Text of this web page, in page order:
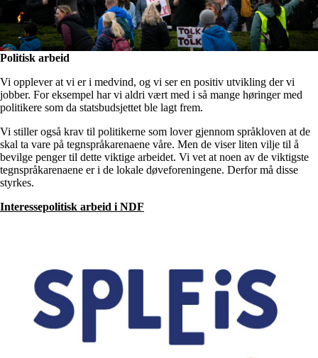
Politisk arbeid
Vi opplever at vi er i medvind, og vi ser en positiv utvikling der vi
jobber. For eksempel har vi aldri vært med i så mange høringer med
politikere som da statsbudsjettet ble lagt frem.
Vi stiller også krav til politikerne som lover gjennom språkloven at de
skal ta vare på tegnspråkarenaene våre. Men de viser liten vilje til å
bevilge penger til dette viktige arbeidet. Vi vet at noen av de viktigste
tegnspråkarenaene er i de lokale døveforeningene. Derfor må disse
styrkes.
Interessepolitisk arbeid i NDF